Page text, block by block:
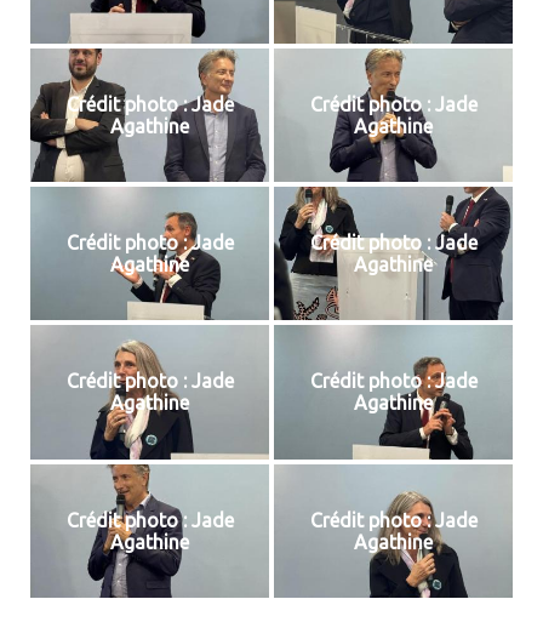
Crédit photo : Jade
Agathine
Crédit photo : Jade
Agathine
Crédit photo : Jade
Agathine
Crédit photo : Jade
Agathine
Crédit photo : Jade
Agathine
Crédit photo : Jade
Agathine
Crédit photo : Jade
Agathine
Crédit photo : Jade
Agathine